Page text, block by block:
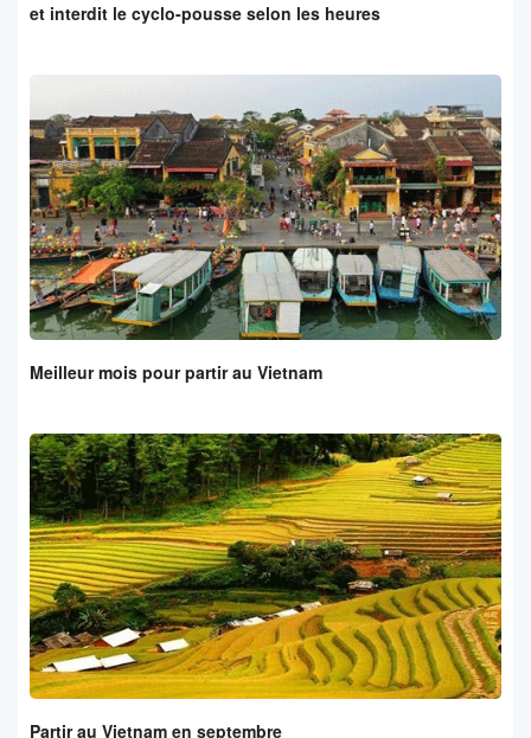
et interdit le cyclo-pousse selon les heures
Meilleur mois pour partir au Vietnam
Partir au Vietnam en septembre